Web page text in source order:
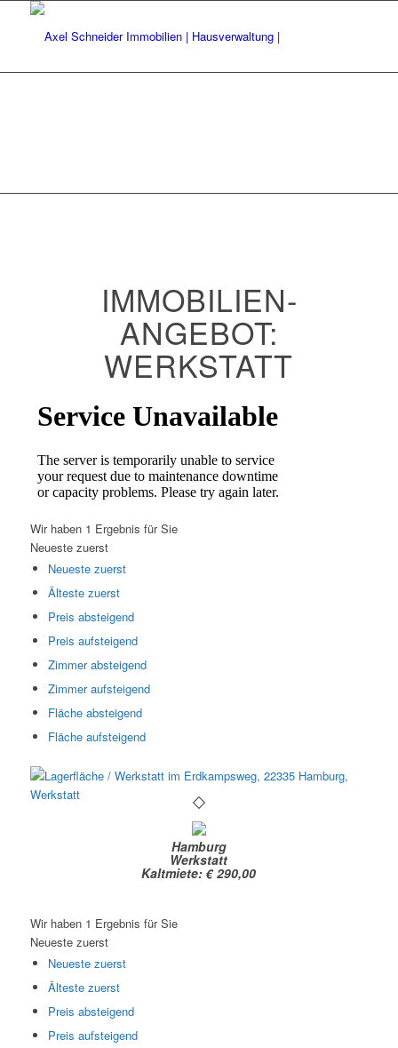
IMMOBILIEN­
ANGEBOT:
WERKSTATT
Wir haben 1 Ergebnis für Sie
Neueste zuerst
Neueste zuerst
Älteste zuerst
Preis absteigend
Preis aufsteigend
Zimmer absteigend
Zimmer aufsteigend
Fläche absteigend
Fläche aufsteigend
Hamburg
Werkstatt
Kaltmiete: € 290,00
Wir haben 1 Ergebnis für Sie
Neueste zuerst
Neueste zuerst
Älteste zuerst
Preis absteigend
Preis aufsteigend